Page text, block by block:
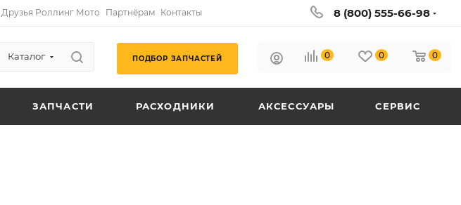
Друзья Роллинг Мото Партнёрам Контакты 8 (800) 555-66-98
Каталог ПОДБОР ЗАПЧАСТЕЙ 0 0 0
ЗАПЧАСТИ РАСХОДНИКИ АКСЕССУАРЫ СЕРВИС